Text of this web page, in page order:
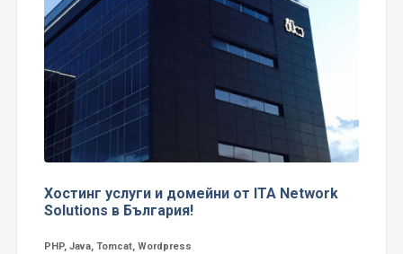
Хостинг услуги и домейни от ITA Network
Solutions в България!
PHP, Java, Tomcat, Wordpress